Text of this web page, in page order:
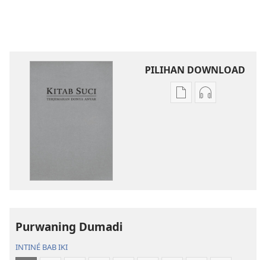
PILIHAN DOWNLOAD
PilihanPilihan
Purwaning Dumadi
INTINÉ BAB IKI